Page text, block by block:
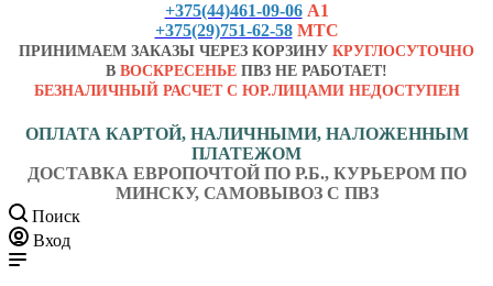
+375(44)461-09-06 А1
+375(29)751-62-58 МТС
ПРИНИМАЕМ ЗАКАЗЫ ЧЕРЕЗ КОРЗИНУ КРУГЛОСУТОЧНО
В ВОСКРЕСЕНЬЕ ПВЗ НЕ РАБОТАЕТ!
БЕЗНАЛИЧНЫЙ РАСЧЕТ С ЮР.ЛИЦАМИ НЕДОСТУПЕН
ОПЛАТА КАРТОЙ, НАЛИЧНЫМИ, НАЛОЖЕННЫМ
ПЛАТЕЖОМ
ДОСТАВКА ЕВРОПОЧТОЙ ПО Р.Б., КУРЬЕРОМ ПО
МИНСКУ, САМОВЫВОЗ С ПВЗ
Поиск
Вход